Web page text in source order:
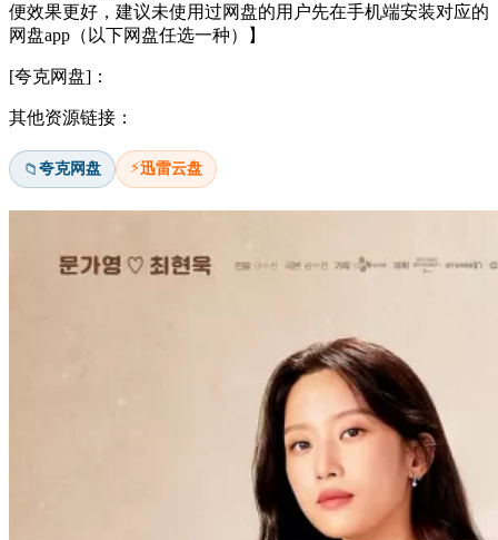
便效果更好，建议未使用过网盘的用户先在手机端安装对应的
网盘app（以下网盘任选一种）】
[夸克网盘]：
其他资源链接：
📁夸克网盘 ⚡迅雷云盘